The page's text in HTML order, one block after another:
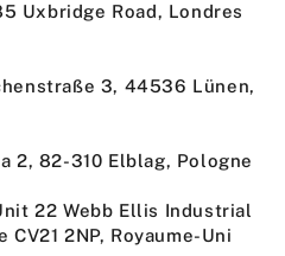
Uxbridge Road, Londres
3, 44536 Lünen,
2, 82-310 Elblag, Pologne
22 Webb Ellis Industrial
2NP, Royaume-Uni